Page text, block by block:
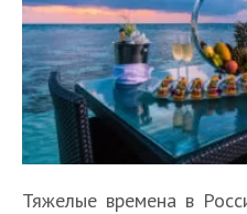
Тяжелые времена в